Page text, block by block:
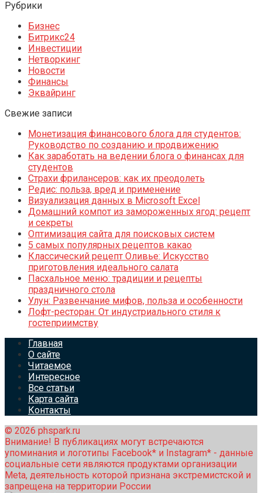
Рубрики
Бизнес
Битрикс24
Инвестиции
Нетворкинг
Новости
Финансы
Эквайринг
Свежие записи
Монетизация финансового блога для студентов:
Руководство по созданию и продвижению
Как заработать на ведении блога о финансах для
студентов
Страхи фрилансеров: как их преодолеть
Редис: польза, вред и применение
Визуализация данных в Microsoft Excel
Домашний компот из замороженных ягод: рецепт
и секреты
Оптимизация сайта для поисковых систем
5 самых популярных рецептов какао
Классический рецепт Оливье: Искусство
приготовления идеального салата
Пасхальное меню: традиции и рецепты
праздничного стола
Улун: Развенчание мифов, польза и особенности
Лофт-ресторан: От индустриального стиля к
гостеприимству
Главная
О сайте
Читаемое
Интересное
Все статьи
Карта сайта
Контакты
© 2026 phspark.ru
Внимание! В публикациях могут встречаются
упоминания и логотипы Facebook* и Instagram* - данные
социальные сети являются продуктами организации
Meta, деятельность которой признана экстремистской и
запрещена на территории России